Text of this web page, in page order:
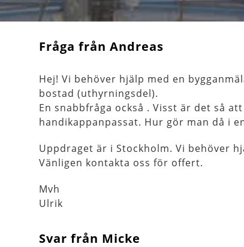
Fråga från Andreas
Hej! Vi behöver hjälp med en
bostad (uthyrningsdel).
En snabbfråga också . Visst är det så
handikappanpassat. Hur gör man då i
Uppdraget är i Stockholm. Vi behöver
Vänligen kontakta oss för offert.
Mvh
Ulrik
Svar från Micke